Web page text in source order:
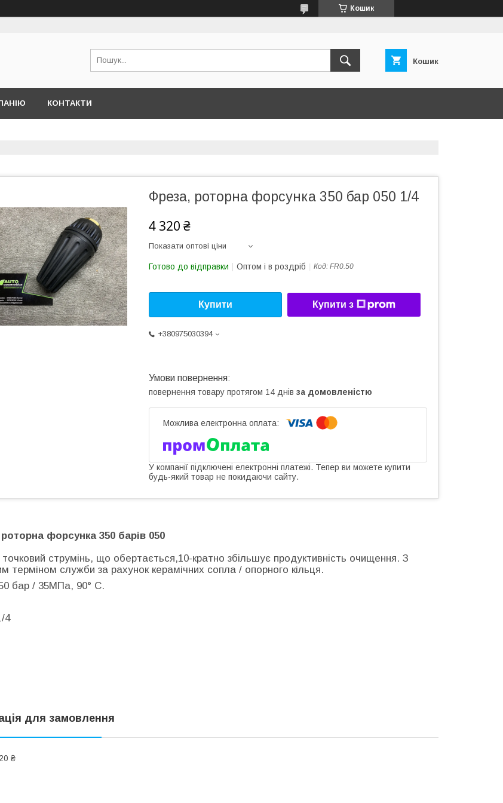
Кошик
Кошик
КОНТАКТИ
Фреза, роторна форсунка 350 бар 050 1/4
4 320 ₴
Показати оптові ціни
Готово до відправки Оптом і в роздріб Код: FR0.50
Купити Купити з
+380975030394
повернення товару протягом 14 днів за домовленістю
У компанії підключені електронні платежі. Тепер ви можете купити
будь-який товар не покидаючи сайту.
форсунка 350 барів 050
струмінь, що обертається,10-кратно збільшує продуктивність очищення. З
терміном служби за рахунок керамічних сопла / опорного кільця.
бар / 35МПа, 90° C.
4
для замовлення
₴